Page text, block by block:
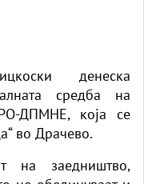
денеска
средба на
ДПМНЕ, која се
во Драчево.
на заедништво,